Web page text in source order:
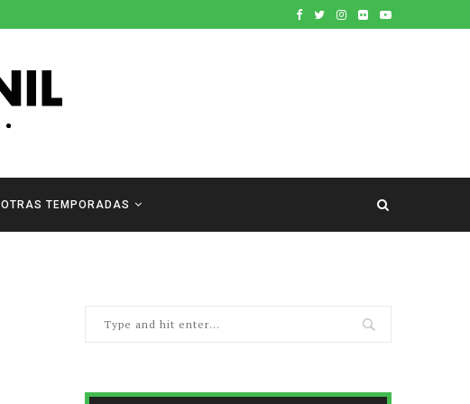
OTRAS TEMPORADAS